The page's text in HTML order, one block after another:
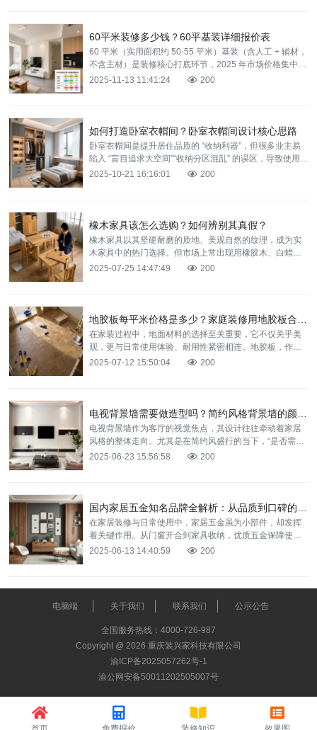
60平米装修多少钱？60平基装详细报价表
60 平米（实用面积约 50-55 平米）基装（含人工 + 辅材，
不含主材）是装修核心打底环节，2025 年市场价格集中在
3.5-5 万元，主要涵盖拆改、水电
2025-11-13 11:41:24 200
如何打造卧室衣帽间？卧室衣帽间设计核心思路
卧室衣帽间是提升居住品质的 “收纳利器”，但很多业主易
陷入 “盲目追求大空间”“收纳分区混乱” 的误区，导致使用时
拿取不便。其实打造衣帽间的核心是 “适配空间、
2025-10-21 16:16:01 200
橡木家具该怎么选购？如何辨别其真假？
橡木家具以其坚硬耐磨的质地、美观自然的纹理，成为实
木家具中的热门选择。但市场上常出现用橡胶木、白蜡木
冒充橡木的情况，价格差异可达 3-5 倍。掌握橡木家具的
2025-07-25 14:47:49 200
地胶板每平米价格是多少？家庭装修用地胶板合适吗？
在家装过程中，地面材料的选择至关重要，它不仅关乎美
观，更与日常使用体验、耐用性紧密相连。地胶板，作为
近年来颇受关注的地面装饰材料，其价格与适用性成为众
2025-07-12 15:50:04 200
电视背景墙需要做造型吗？简约风格背景墙的颜值与实用解析
电视背景墙作为客厅的视觉焦点，其设计往往牵动着家居
风格的整体走向。尤其是在简约风盛行的当下，“是否需要
做造型” 成为许多业主纠结的问题。其实，简约风格的背景
2025-06-23 15:56:58 200
国内家居五金知名品牌全解析：从品质到口碑的品牌实力盘点
在家居装修与日常使用中，家居五金虽为小部件，却发挥
着关键作用。从门窗开合到家具收纳，优质五金保障使用
体验与家居寿命。国内市场上，诸多知名品牌凭借卓越品
2025-06-13 14:40:59 200
电脑端 关于我们 联系我们 公示公告
全国服务热线：4000-726-987
Copyright @ 2026 重庆装兴家科技有限公司
渝ICP备2025057262号-1
渝公网安备50011202505007号